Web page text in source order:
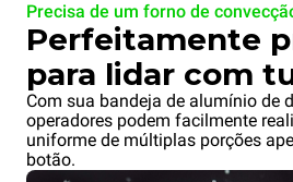
Precisa de um forno de
Perfeitamente
para lidar com
Com sua bandeja de alumínio de
operadores podem facilmente
uniforme de múltiplas porções
botão.